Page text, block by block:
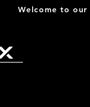
Welcome to